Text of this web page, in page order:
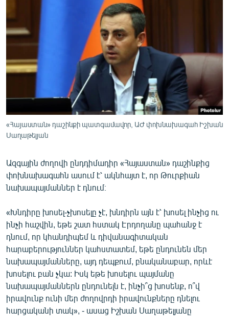
«Հայաստան» դաշինքի պատգամավոր, ԱԺ փոխնախագահ Իշխան
Սաղաթելյան
Ազգային ժողովի ընդդիմադիր «Հայաստան» դաշինքից
փոխնախագահն ասում է՝ ակնհայտ է, որ Թուրքիան
նախապայմաններ է դնում։
«Խնդիրը խոսել-չխոսելը չէ, խնդիրն այն է՝ խոսել ինչից ու
ինչի հաշվին, եթե շատ հստակ Էրդողանը պահանջ է
դնում, որ կհանդիպեմ և դիվանագիտական
հարաբերություններ կահստատեմ, եթե ընդունեն մեր
նախապայմանները, այդ դեպքում, բնականաբար, որևէ
խոսելու բան չկա: Իսկ եթե խոսելու պայմանը
նախապայմաններն ընդունելն է, ինչի՞ց խոսենք, ո՞վ
իրավունք ունի մեր ժողովրդի իրավունքները դնելու
հարցականի տակ», - ասաց Իշխան Սաղաթելյանը